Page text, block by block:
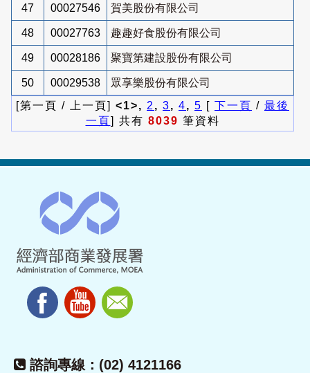
47 00027546 賀美股份有限公司
48 00027763 趣趣好食股份有限公司
49 00028186 聚寶第建設股份有限公司
50 00029538
眾享樂股份有限公司
[第一頁 / 上一頁] <1>, 2 , 3, 4, 5 [ 下一頁 / 最後
一頁] 共有 8039 筆資料
諮詢專線：(02) 4121166